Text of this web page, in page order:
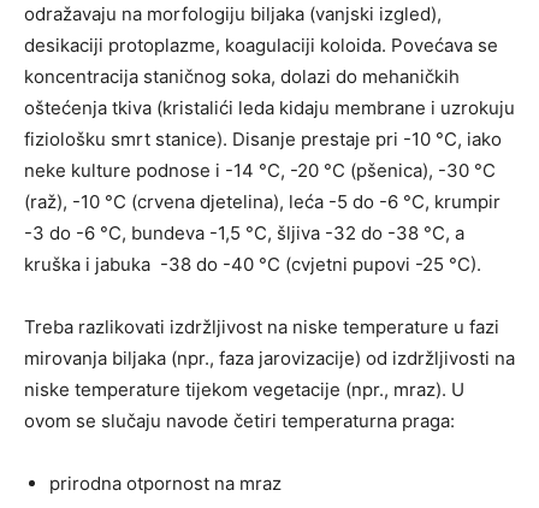
odražavaju na morfologiju biljaka (vanjski izgled),
desikaciji protoplazme, koagulaciji koloida. Povećava se
koncentracija staničnog soka, dolazi do mehaničkih
oštećenja tkiva (kristalići leda kidaju membrane i uzrokuju
fiziološku smrt stanice). Disanje prestaje pri -10 °C, iako
neke kulture podnose i -14 °C, -20 °C (pšenica), -30 °C
(raž), -10 °C (crvena djetelina), leća -5 do -6 °C, krumpir
-3 do -6 °C, bundeva -1,5 °C, šljiva -32 do -38 °C, a
kruška i jabuka -38 do -40 °C (cvjetni pupovi -25 °C).
Treba razlikovati izdržljivost na niske temperature u fazi
mirovanja biljaka (npr., faza jarovizacije) od izdržljivosti na
niske temperature tijekom vegetacije (npr., mraz). U
ovom se slučaju navode četiri temperaturna praga:
prirodna otpornost na mraz